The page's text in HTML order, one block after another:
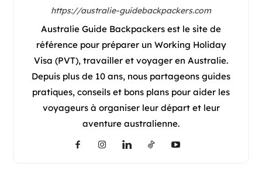
https://australie-guidebackpackers.com
Australie Guide Backpackers est le site de
référence pour préparer un Working Holiday
Visa (PVT), travailler et voyager en Australie.
Depuis plus de 10 ans, nous partageons guides
pratiques, conseils et bons plans pour aider les
voyageurs à organiser leur départ et leur
aventure australienne.